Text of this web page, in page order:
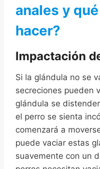
anales y
hacer?
Impactación
Si la glándula no se
secreciones pueden
glándula se
el perro se sienta
comenzará a
puede vaciar estas
suavemente con un